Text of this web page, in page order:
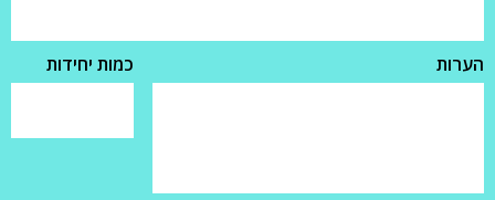
הערות כמות יחידות